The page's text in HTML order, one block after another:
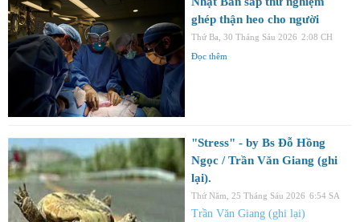
ghép thận heo cho người
Thứ Ba, 30 Tháng Sáu 2026 2:08 CH
Đọc thêm
"Stress" - by Bs Đỗ Hồng
Ngọc / Trần Văn Giang (ghi
lại).
Thứ Năm, 25 Tháng Sáu 2026 6:54 SA
Trần Văn Giang (ghi lại)